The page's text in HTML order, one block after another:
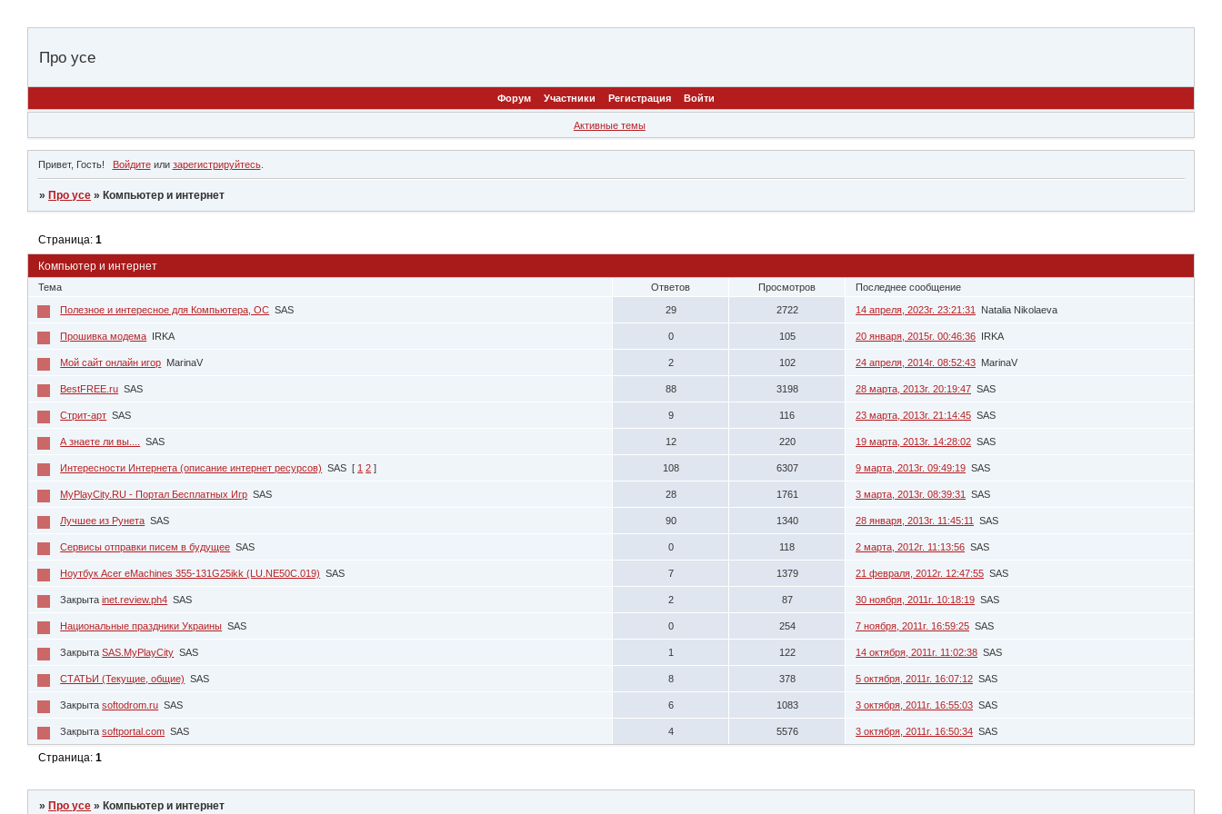
Про усе
Форум Участники Регистрация Войти
Активные темы
Привет, Гость! Войдитеили зарегистрируйтесь.
» Про усе » Компьютер и интернет
Компьютер и интернет
Страница:1
Тема Ответов Просмотров Последнее сообщение
Полезное и интересное для Компьютера, ОС SAS 29 2722 14 апреля, 2023г. 23:21:31 Natalia Nikolaeva
Прошивка модема IRKA 0 105 20 января, 2015г. 00:46:36 IRKA
Мой сайт онлайн игор MarinaV 2 102 24 апреля, 2014г. 08:52:43 MarinaV
BestFREE.ru SAS 88 3198 28 марта, 2013г. 20:19:47 SAS
Стрит-арт SAS 9 116 23 марта, 2013г. 21:14:45 SAS
А знаете ли вы.... SAS 12 220 19 марта, 2013г. 14:28:02 SAS
Интересности Интернета (описание интернет ресурсов) SAS [ 1 2 ] 108 6307 9 марта, 2013г. 09:49:19 SAS
MyPlayCity.RU - Портал Бесплатных Игр SAS 28 1761 3 марта, 2013г. 08:39:31 SAS
Лучшее из Рунета SAS 90 1340 28 января, 2013г. 11:45:11 SAS
Сервисы отправки писем в будущее SAS 0 118 2 марта, 2012г. 11:13:56 SAS
Ноутбук Acer eMachines 355-131G25ikk (LU.NE50C.019) SAS 7 1379 21 февраля, 2012г. 12:47:55 SAS
Закрытаinet.review.ph4 SAS 2 87 30 ноября, 2011г. 10:18:19 SAS
Национальные праздники Украины SAS 0 254 7 ноября, 2011г. 16:59:25 SAS
ЗакрытаSAS.MyPlayCity SAS 1 122 14 октября, 2011г. 11:02:38 SAS
СТАТЬИ (Текущие, общие) SAS 8 378 5 октября, 2011г. 16:07:12 SAS
Закрытаsoftodrom.ru SAS 6 1083 3 октября, 2011г. 16:55:03 SAS
Закрытаsoftportal.com SAS 4 5576 3 октября, 2011г. 16:50:34 SAS
Страница:1
»Про усе »Компьютер и интернет